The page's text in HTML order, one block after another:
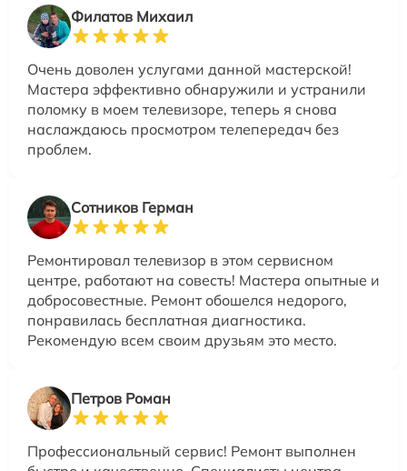
Филатов Михаил
Очень доволен услугами данной мастерской!
Мастера эффективно обнаружили и устранили
поломку в моем телевизоре, теперь я снова
наслаждаюсь просмотром телепередач без
проблем.
Сотников Герман
Ремонтировал телевизор в этом сервисном
центре, работают на совесть! Мастера опытные и
добросовестные. Ремонт обошелся недорого,
понравилась бесплатная диагностика.
Рекомендую всем своим друзьям это место.
Петров Роман
Профессиональный сервис! Ремонт выполнен